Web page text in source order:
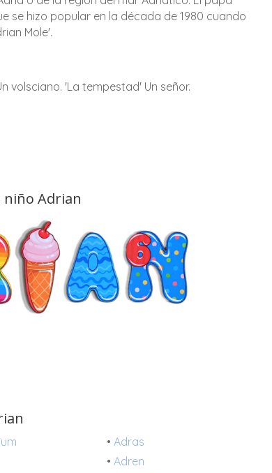
se hizo popular en la década de 1980 cuando
Mole'.
volsciano. 'La tempestad' Un señor.
niño Adrian
• Adras
• Adren